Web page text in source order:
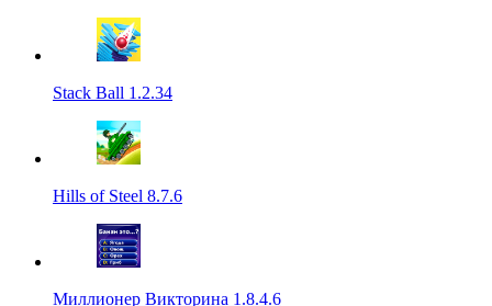
Stack Ball 1.2.34
Hills of Steel 8.7.6
Миллионер Викторина 1.8.4.6